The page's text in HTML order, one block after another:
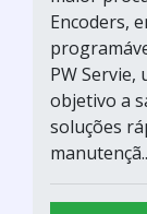
PW Servie,
objetivo a
soluções
Cotar